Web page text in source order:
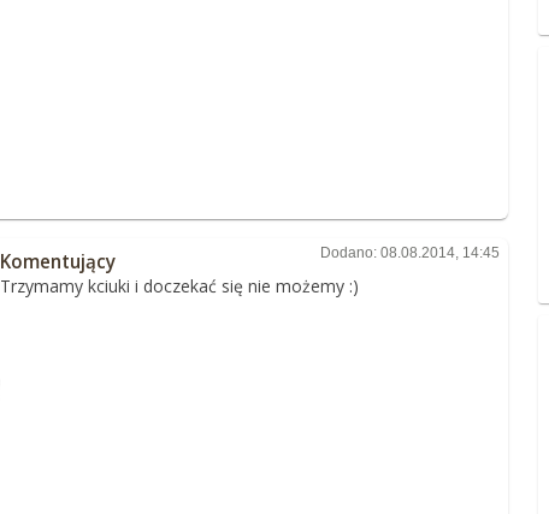
Dodano: 08.08.2014, 14:45
Komentujący
Trzymamy kciuki i doczekać się nie możemy :)